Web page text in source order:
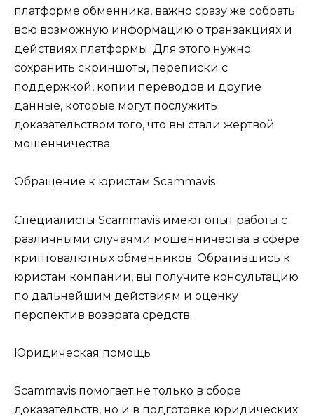
платформе обменника, важно сразу же собрать
всю возможную информацию о транзакциях и
действиях платформы. Для этого нужно
сохранить скриншоты, переписки с
поддержкой, копии переводов и другие
данные, которые могут послужить
доказательством того, что вы стали жертвой
мошенничества.
Обращение к юристам Scammavis
Специалисты Scammavis имеют опыт работы с
различными случаями мошенничества в сфере
криптовалютных обменников. Обратившись к
юристам компании, вы получите консультацию
по дальнейшим действиям и оценку
перспектив возврата средств.
Юридическая помощь
Scammavis помогает не только в сборе
доказательств, но и в подготовке юридических